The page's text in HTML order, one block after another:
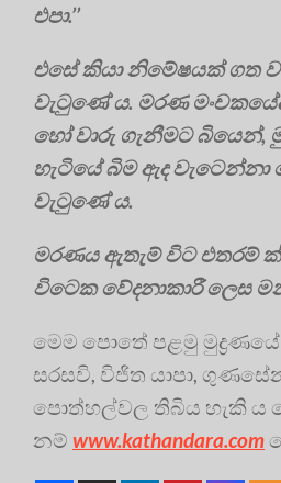
එපා.’’
එසේ කියා නිමේෂයක් ගත
වැටුණේ ය. මරණ
හෝ වාරු ගැනීමට බියෙන්,
හැටියේ බිම ඇද වැටෙන්නා
වැටුණේ ය.
මරණය ඇතැම් විට එතරම්
විටෙක වේදනාකාරී ලෙස
මෙම පොතේ පළමු
සරසවි, විජිත යාපා,
පොත්හල්වල තිබිය හැකි ය
නම් www.kathandara.com